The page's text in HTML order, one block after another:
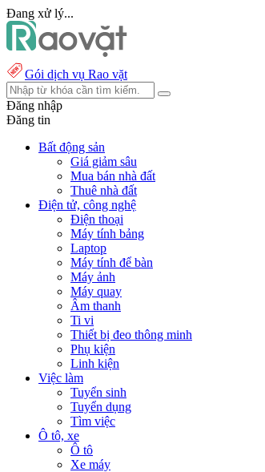
Đang xử lý...
Gói dịch vụ Rao vặt
Đăng nhập
Đăng tin
Bất động sản
Giá giảm sâu
Mua bán nhà đất
Thuê nhà đất
Điện tử, công nghệ
Điện thoại
Máy tính bảng
Laptop
Máy tính để bàn
Máy ảnh
Máy quay
Âm thanh
Ti vi
Thiết bị đeo thông minh
Phụ kiện
Linh kiện
Việc làm
Tuyển sinh
Tuyển dụng
Tìm việc
Ô tô, xe
Ô tô
Xe máy